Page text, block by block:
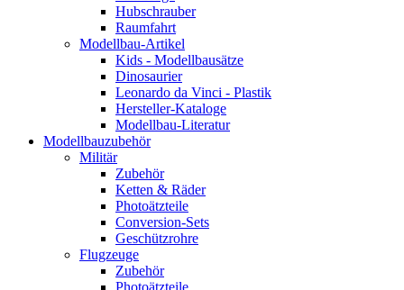
Hubschrauber
Raumfahrt
Modellbau-Artikel
Kids - Modellbausätze
Dinosaurier
Leonardo da Vinci - Plastik
Hersteller-Kataloge
Modellbau-Literatur
Modellbauzubehör
Militär
Zubehör
Ketten & Räder
Photoätzteile
Conversion-Sets
Geschützrohre
Flugzeuge
Zubehör
Photoätzteile